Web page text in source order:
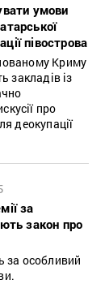
умови
півострова
Криму
закладів із
про
деокупації
за
закон про
за особливий